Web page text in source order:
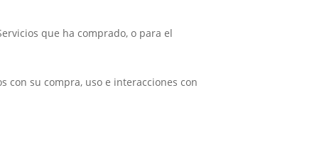
que ha comprado, o para el
con su compra, uso e interacciones con